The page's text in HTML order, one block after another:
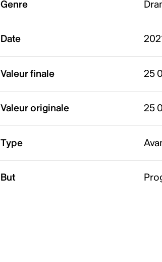
Genre
Date
Valeur finale 25
Valeur originale 25
Type
But